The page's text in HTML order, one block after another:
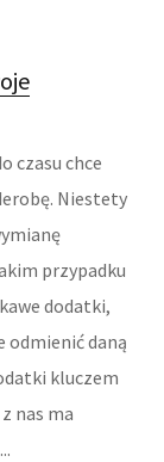
czasu chce
Niestety
przypadku
dodatki,
odmienić daną
kluczem
nas ma